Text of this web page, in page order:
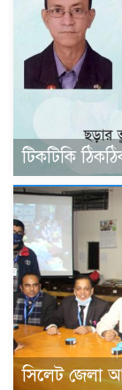
টিকটিকি
সিলেট জেলা